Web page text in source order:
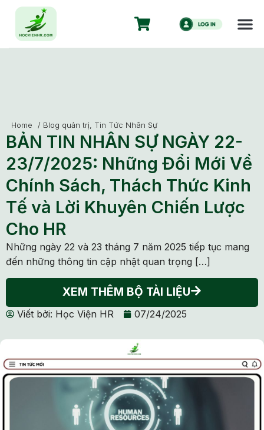
Home / Blog quản trị, Tin Tức Nhân Sự
BẢN TIN NHÂN SỰ NGÀY 22-
23/7/2025: Những Đổi Mới Về
Chính Sách, Thách Thức Kinh
Tế và Lời Khuyên Chiến Lược
Cho HR
Những ngày 22 và 23 tháng 7 năm 2025 tiếp tục mang
đến những thông tin cập nhật quan trọng […]
XEM THÊM BỘ TÀI LIỆU
Viết bởi: Học Viện HR 07/24/2025